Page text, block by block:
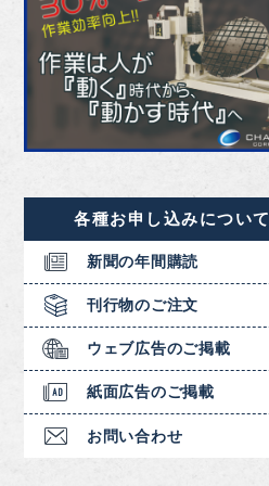
各種お申し込みについて
新聞の年間購読
刊行物のご注文
ウェブ広告のご掲載
紙面広告のご掲載
お問い合わせ